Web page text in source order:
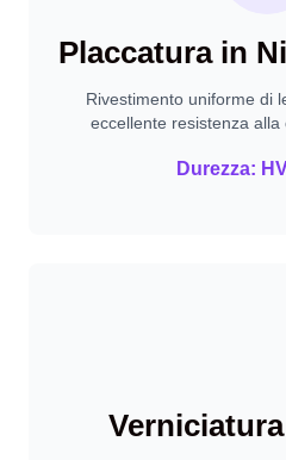
Placcatura in
Rivestimento uniforme di
eccellente resistenza
Durezza: